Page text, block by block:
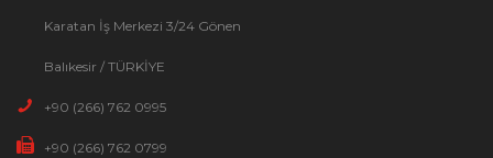
Karatan İş Merkezi 3/24 Gönen
Balıkesir / TÜRKİYE
+90 (266) 762 0995
+90 (266) 762 0799